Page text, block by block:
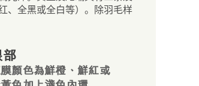
、全黑或全白等）。除羽毛样